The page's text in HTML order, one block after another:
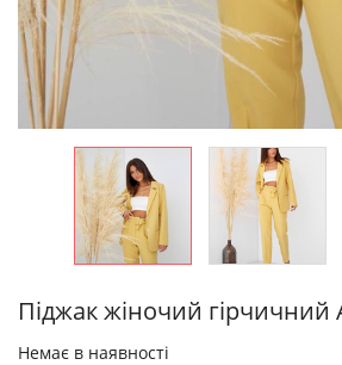
Піджак жіночий гірчичний
Немає в наявності